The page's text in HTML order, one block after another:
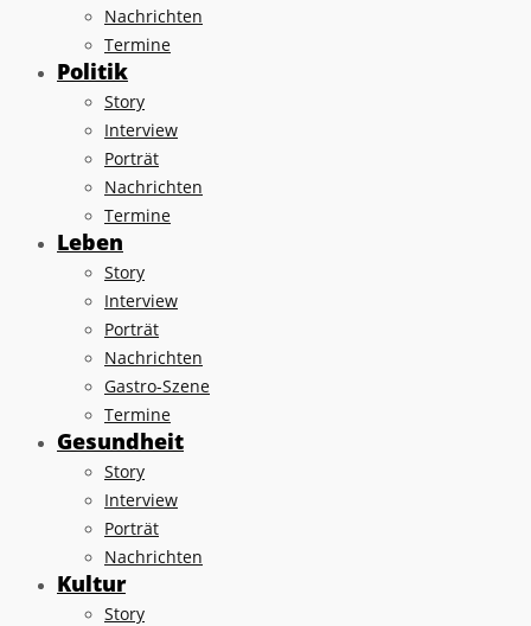
Nachrichten
Termine
Politik
Story
Interview
Porträt
Nachrichten
Termine
Leben
Story
Interview
Porträt
Nachrichten
Gastro-Szene
Termine
Gesundheit
Story
Interview
Porträt
Nachrichten
Kultur
Story